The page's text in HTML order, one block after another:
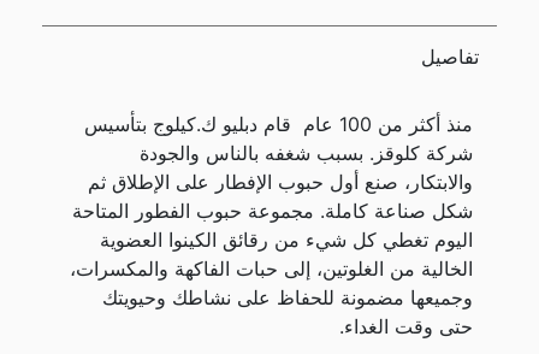
تفاصيل
منذ أكثر من 100 عام قام دبليو ك.كيلوج بتأسيس
شركة كلوقز. بسبب شغفه بالناس والجودة
والابتكار، صنع أول حبوب الإفطار على الإطلاق ثم
شكل صناعة كاملة. مجموعة حبوب الفطور المتاحة
اليوم تغطي كل شيء من رقائق الكينوا العضوية
الخالية من الغلوتين، إلى حبات الفاكهة والمكسرات،
وجميعها مضمونة للحفاظ على نشاطك وحيويتك
حتى وقت الغداء.